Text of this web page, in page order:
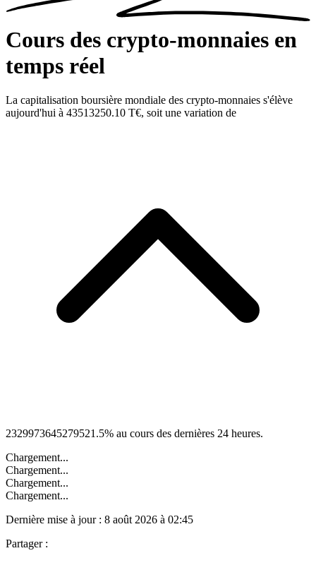
Cours des crypto-monnaies en
temps réel
La capitalisation boursière mondiale des crypto-monnaies s'élève
aujourd'hui à 43513250.10 T€, soit une variation de
2329973645279521.5% au cours des dernières 24 heures.
Chargement...
Chargement...
Chargement...
Chargement...
Dernière mise à jour : 8 août 2026 à 02:45
Partager :